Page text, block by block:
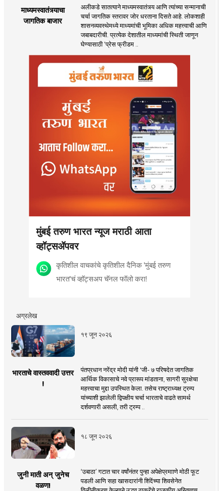
माध्यमस्वातंत्र्याचा
जागतिक बाजार
अलीकडे सातत्याने माध्यमस्वातंत्र्य आणि त्यांच्या सन्मानाची
चर्चा जागतिक स्तरावर जोर धरताना दिसते आहे. लोकशाही
शासनव्यवस्थेमध्ये माध्यमांची भूमिका अधिक महत्त्वाची आणि
जबाबदारीची. प्रत्येक देशातील माध्यमांची स्थिती जाणून
घेण्यासाठी ‌‘प्रेस फ्रीडम ..
मुंबई तरुण भारत न्यूज मराठी आता
व्हॉट्सॲपवर
कृतिशील वाचकांचे कृतिशील दैनिक 'मुंबई तरुण
भारत'चं व्हॉट्सअप चॅनल फॉलो करा!
अग्रलेख
१९ जून २०२६
भारताचे वास्तववादी उत्तर
!
पंतप्रधान नरेंद्र मोदी यांनी 'जी- ७ परिषदेत जागतिक
आर्थिक विकासाचे नवे प्रारूप मांडताना, सागरी सुरक्षेचा
महत्त्वाचा मुद्दा उपस्थित केला. तसेच राष्ट्राध्यक्ष ट्रम्प
यांच्याशी झालेली द्विपक्षीय चर्चा भारताचे वाढते सामर्थ
दर्शवणारी असली, तरी ट्रम्प ..
१८ जून २०२६
जुनी माती अन् जुनेच
वळण!
‘उबाठा’ गटात चार वर्षांनंतर पुन्हा अपेक्षेप्रमााणे मोठी फूट
पडली आणि सहा खासदारांनी शिंदेंच्या शिवसेनेत